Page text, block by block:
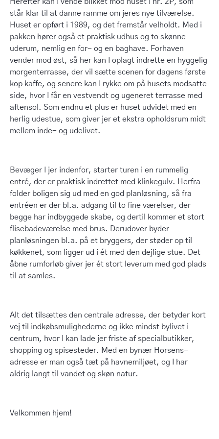
står klar til at danne ramme om jeres nye tilværelse.
Huset er opført i 1989, og det fremstår velholdt. Med i
pakken hører også et praktisk udhus og to skønne
uderum, nemlig en for- og en baghave. Forhaven
vender mod øst, så her kan I oplagt indrette en hyggelig
morgenterrasse, der vil sætte scenen for dagens første
kop kaffe, og senere kan I rykke om på husets modsatte
side, hvor I får en vestvendt og ugeneret terrasse med
aftensol. Som endnu et plus er huset udvidet med en
herlig udestue, som giver jer et ekstra opholdsrum midt
mellem inde- og udelivet.
Bevæger I jer indenfor, starter turen i en rummelig
entré, der er praktisk indrettet med klinkegulv. Herfra
folder boligen sig ud med en god planløsning, så fra
entréen er der bl.a. adgang til to fine værelser, der
begge har indbyggede skabe, og dertil kommer et stort
flisebadeværelse med brus. Derudover byder
planløsningen bl.a. på et bryggers, der støder op til
køkkenet, som ligger ud i ét med den dejlige stue. Det
åbne rumforløb giver jer ét stort leverum med god plads
til at samles.
Alt det tilsættes den centrale adresse, der betyder kort
vej til indkøbsmulighederne og ikke mindst bylivet i
centrum, hvor I kan lade jer friste af specialbutikker,
shopping og spisesteder. Med en bynær Horsens-
adresse er man også tæt på havnemiljøet, og I har
aldrig langt til vandet og skøn natur.
Velkommen hjem!